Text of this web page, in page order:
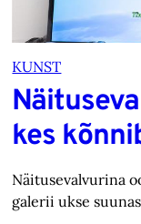
KUNST
kes
Näitusevalvurina
galerii ukse